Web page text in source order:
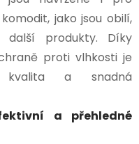
jako jsou obilí,
další produkty. Díky
proti vlhkosti je
kvalita a snadná
a přehledné